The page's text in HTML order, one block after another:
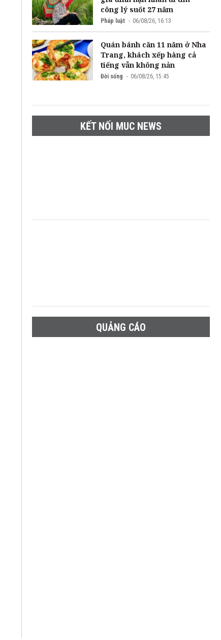
công lý suốt 27 năm
Pháp luật 06/08/26, 16:13
Quán bánh căn 11 năm ở Nha
Trang, khách xếp hàng cả
tiếng vẫn không nản
Đời sống 06/08/26, 15:45
KẾT NỐI MUC NEWS
QUẢNG CÁO